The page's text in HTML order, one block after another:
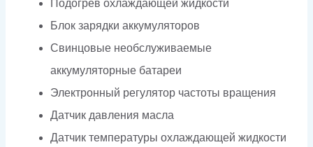
Подогрев охлаждающей жидкости
Блок зарядки аккумуляторов
Свинцовые необслуживаемые
аккумуляторные батареи
Электронный регулятор частоты вращения
Датчик давления масла
Датчик температуры охлаждающей жидкости